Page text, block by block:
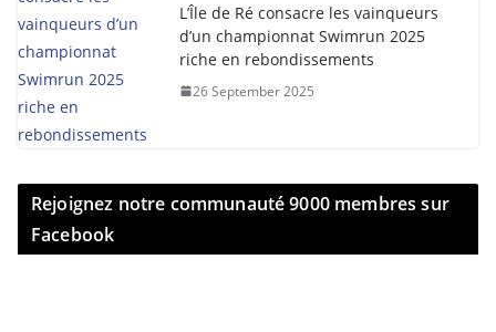
L’Île de Ré consacre les vainqueurs
d’un championnat Swimrun 2025
riche en rebondissements
26 September 2025
Rejoignez notre communauté 9000 membres sur
Facebook